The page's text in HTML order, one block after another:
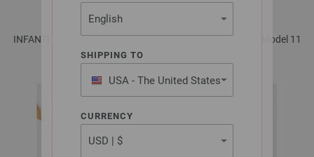
SHIPPING TO
USA - The United States
of America
CURRENCY
INFANTI EDITION No. 1 - Magasin (DE) + Opskrifter (DK) | Model 11